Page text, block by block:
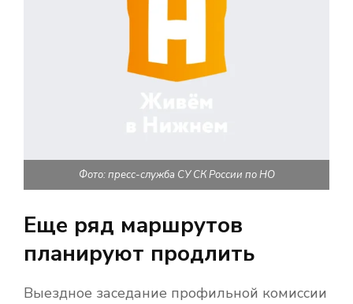
Н
Фото: пресс-служба СУ СК России по НО
Еще ряд маршрутов
планируют продлить
Выездное заседание профильной комиссии